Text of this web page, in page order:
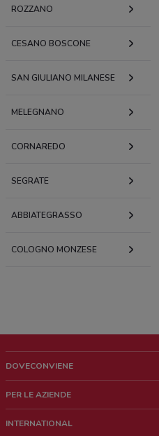
ROZZANO
CESANO BOSCONE
SAN GIULIANO MILANESE
MELEGNANO
CORNAREDO
SEGRATE
ABBIATEGRASSO
COLOGNO MONZESE
DOVECONVIENE
Chi siamo
PER LE AZIENDE
INTERNATIONAL